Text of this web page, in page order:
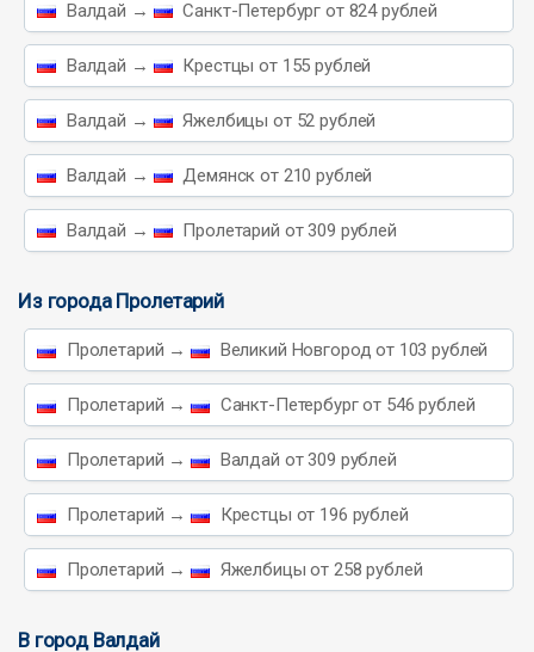
Валдай → Санкт-Петербург от 824 рублей
Валдай → Крестцы от 155 рублей
Валдай → Яжелбицы от 52 рублей
Валдай → Демянск от 210 рублей
Валдай → Пролетарий от 309 рублей
Из города Пролетарий
Пролетарий → Великий Новгород от 103 рублей
Пролетарий → Санкт-Петербург от 546 рублей
Пролетарий → Валдай от 309 рублей
Пролетарий → Крестцы от 196 рублей
Пролетарий → Яжелбицы от 258 рублей
В город Валдай